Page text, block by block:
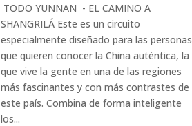
TODO YUNNAN - EL CAMINO A
SHANGRILÁ Este es un circuito
especialmente diseñado para las personas
que quieren conocer la China auténtica, la
que vive la gente en una de las regiones
más fascinantes y con más contrastes de
este país. Combina de forma inteligente
los...